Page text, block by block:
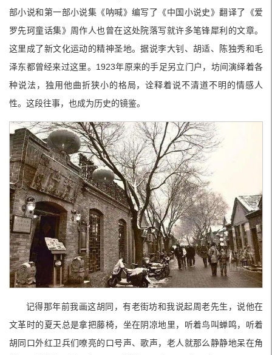
部小说和第一部小说集《呐喊》编写了《中国小说史》翻译了《爱
罗先珂童话集》周作人也曾在这处院落写就许多笔锋犀利的文章。
这里成了新文化运动的精神圣地。据说李大钊、胡适、陈独秀和毛
泽东都曾经来过这里。1923年原来的手足另立门户，坊间演绎着各
种说法，独用他曲折狭小的格局，诠释着说不清道不明的情感人
性。这段往事，也成为历史的镜鉴。
记得那年前我画这胡同，有老街坊和我说起周老先生，说他在
文革时的夏天总是拿把藤椅，坐在阴凉地里，听着鸟叫蝉鸣，听着
胡同口外红卫兵们嘹亮的口号声、歌声，老人就那么静静地呆在角